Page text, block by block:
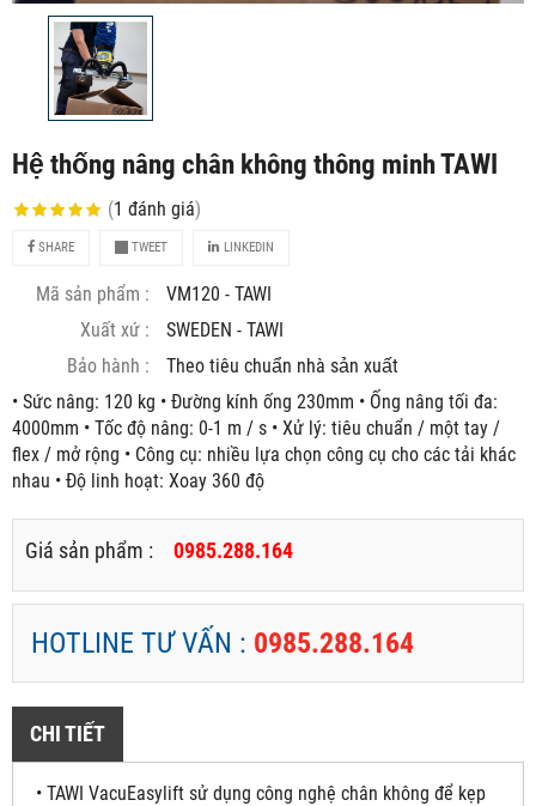
Hệ thống nâng chân không thông minh TAWI
(1 đánh giá)
SHARE TWEET LINKEDIN
Mã sản phẩm :
VM120 - TAWI
Xuất xứ :
SWEDEN - TAWI
Bảo hành :
Theo tiêu chuẩn nhà sản xuất
• Sức nâng: 120 kg • Đường kính ống 230mm • Ống nâng tối đa:
4000mm • Tốc độ nâng: 0-1 m / s • Xử lý: tiêu chuẩn / một tay /
flex / mở rộng • Công cụ: nhiều lựa chọn công cụ cho các tải khác
nhau • Độ linh hoạt: Xoay 360 độ
Giá sản phẩm : 0985.288.164
HOTLINE TƯ VẤN : 0985.288.164
CHI TIẾT
• TAWI VacuEasylift sử dụng công nghệ chân không để kẹp